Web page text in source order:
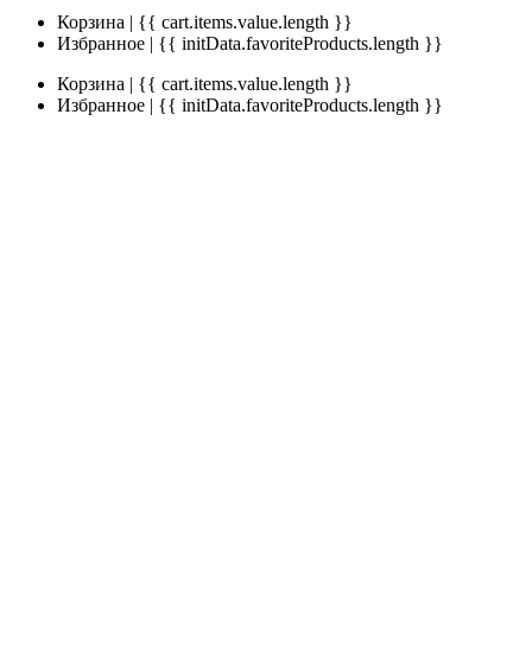
Корзина | {{ cart.items.value.length }}
Избранное | {{ initData.favoriteProducts.length }}
Корзина | {{ cart.items.value.length }}
Избранное | {{ initData.favoriteProducts.length }}